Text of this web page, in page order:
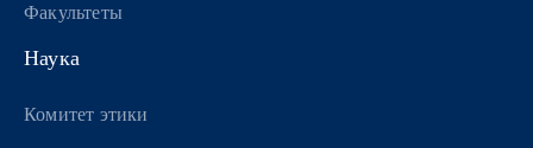
Факультеты
Наука
Комитет этики